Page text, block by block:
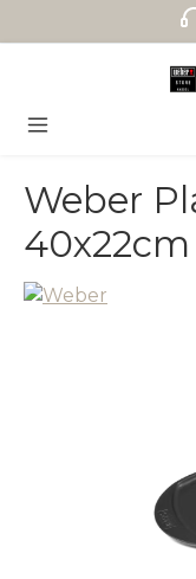
Zum Hauptinhalt
Weber
40x22cm